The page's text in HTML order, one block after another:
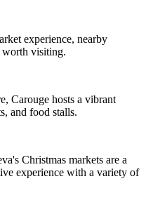
experience, nearby
worth visiting.
Carouge hosts a vibrant
and food stalls.
Christmas markets are a
experience with a variety of